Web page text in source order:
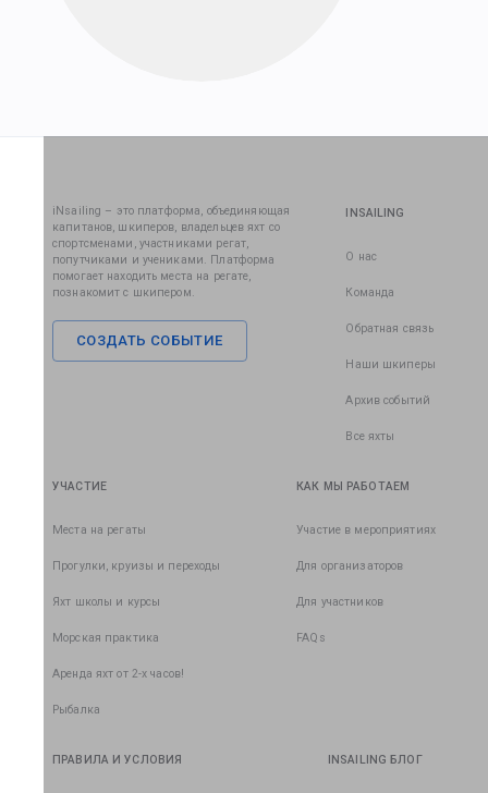
iNsailing – это платформа, объединяющая
капитанов, шкиперов, владельцев яхт со
спортсменами, участниками регат,
попутчиками и учениками. Платформа
помогает находить места на регате,
познакомит с шкипером.
СОЗДАТЬ СОБЫТИЕ
INSAILING
О нас
Команда
Обратная связь
Наши шкиперы
Архив событий
Все яхты
УЧАСТИЕ
Места на регаты
Прогулки, круизы и переходы
Яхт школы и курсы
Морская практика
Аренда яхт от 2-х часов!
Рыбалка
КАК МЫ РАБОТАЕМ
Участие в мероприятиях
Для организаторов
Для участников
FAQs
ПРАВИЛА И УСЛОВИЯ INSAILING БЛОГ